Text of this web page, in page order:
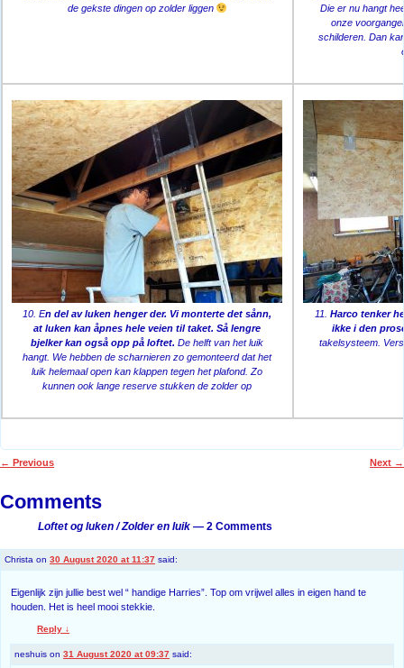
de gekste dingen op zolder liggen
Die er nu hangt
onze
schilderen. Dan
10. En del av luken henger der. Vi monterte det sånn,
at luken kan åpnes hele veien til taket. Så lengre
bjelker kan også opp på loftet.De helft van het luik
hangt. We hebben de scharnieren zo gemonteerd dat het
luik helemaal open kan klappen tegen het plafond. Zo
kunnen ook lange reserve stukken de zolder op
11.Harco tenker
ikke i den
takelsysteem.
← Previous Next →
Comments
Loftet og luken / Zolder en luik — 2 Comments
Christa on 30 August 2020 at 11:37 said:
Eigenlijk zijn jullie best wel “ handige Harries”. Top om vrijwel alles in eigen hand te
houden. Het is heel mooi stekkie.
Reply ↓
neshuis on 31 August 2020 at 09:37 said: